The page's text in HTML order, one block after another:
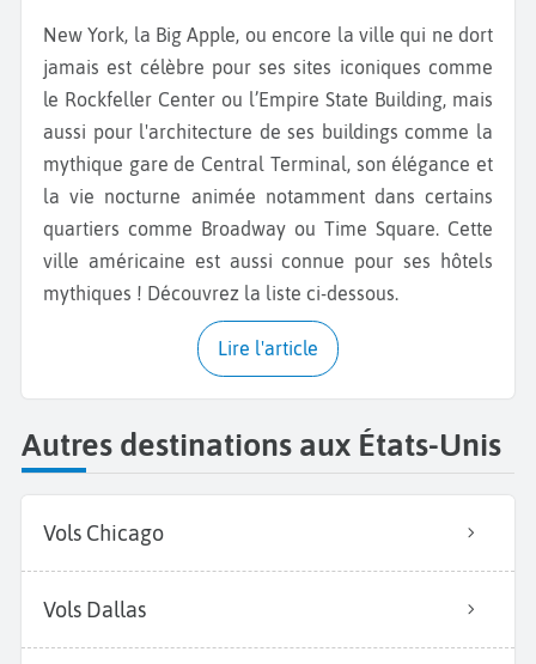
New York, la Big Apple, ou encore la ville qui ne dort
jamais est célèbre pour ses sites iconiques comme
le Rockfeller Center ou l’Empire State Building, mais
aussi pour l'architecture de ses buildings comme la
mythique gare de Central Terminal, son élégance et
la vie nocturne animée notamment dans certains
quartiers comme Broadway ou Time Square. Cette
ville américaine est aussi connue pour ses hôtels
mythiques ! Découvrez la liste ci-dessous.
Lire l'article
Autres destinations aux États-Unis
Vols Chicago
Vols Dallas